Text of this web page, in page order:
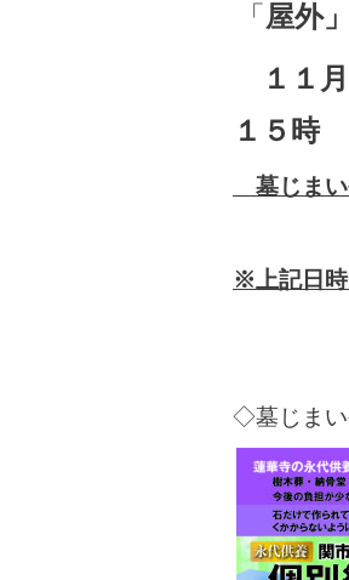
「 屋外
１１
１５時
墓じまい
※上記日時
◇墓じまい